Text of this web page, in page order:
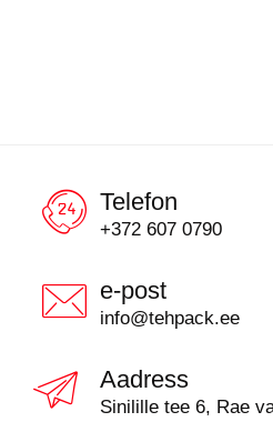
Telefon
+372 607 0790
e-post
info@tehpack.ee
Aadress
Sinilille tee 6, Rae